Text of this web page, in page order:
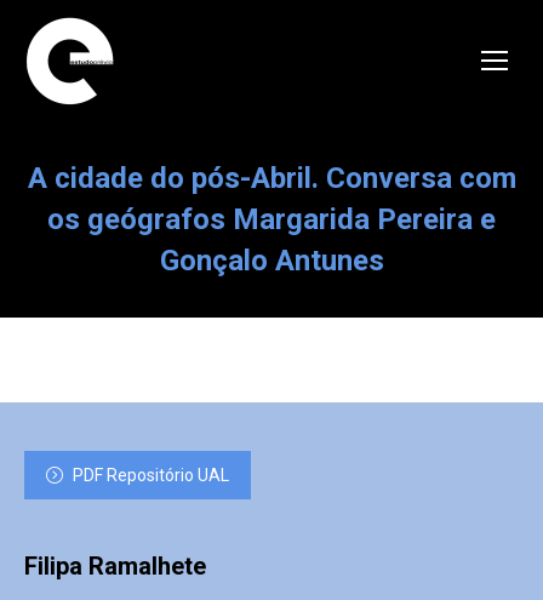
A cidade do pós-Abril. Conversa com
os geógrafos Margarida Pereira e
Gonçalo Antunes
PDF Repositório UAL
Filipa Ramalhete